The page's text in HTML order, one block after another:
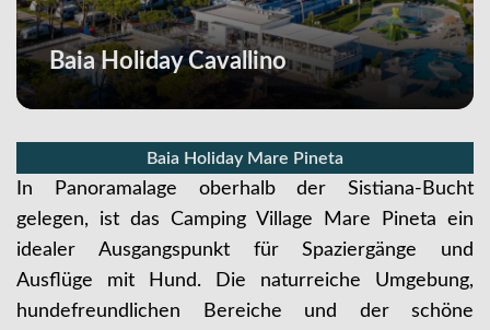
Baia Holiday Cavallino
Baia Holiday Mare Pineta
In Panoramalage oberhalb der Sistiana-Bucht
gelegen, ist das Camping Village Mare Pineta ein
idealer Ausgangspunkt für Spaziergänge und
Ausflüge mit Hund. Die naturreiche Umgebung,
hundefreundlichen Bereiche und der schöne